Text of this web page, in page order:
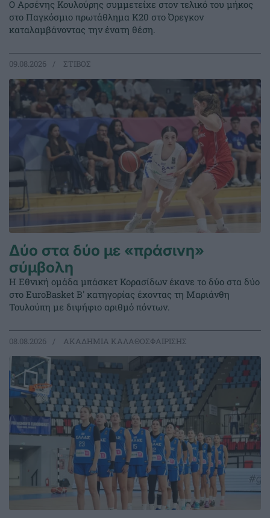
Ο Αρσένης Κουλούρης συμμετείχε στον τελικό του μήκος
στο Παγκόσμιο πρωτάθλημα Κ20 στο Όρεγκον
καταλαμβάνοντας την ένατη θέση.
09.08.2026 ΣΤΙΒΟΣ
Δύο στα δύο με «πράσινη»
σύμβολη
Η Εθνική ομάδα μπάσκετ Κορασίδων έκανε το δύο στα δύο
στο EuroBasket Β' κατηγορίας έχοντας τη Μαριάνθη
Τουλούπη με διψήφιο αριθμό πόντων.
08.08.2026 ΑΚΑΔΗΜΙΑ ΚΑΛΑΘΟΣΦΑΙΡΙΣΗΣ